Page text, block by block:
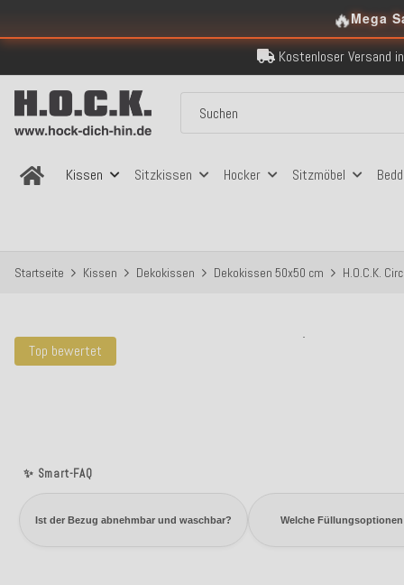
🔥Mega
Kostenloser Versand
Über 120.000
Sicher
Kissen Sitzkissen Hocker Sitzmöbel
Startseite Kissen Dekokissen Dekokissen 50x50 cm H.O.C.K.
Top bewertet
✨ Smart-FAQ
Ist der Bezug abnehmbar und waschbar? Welche